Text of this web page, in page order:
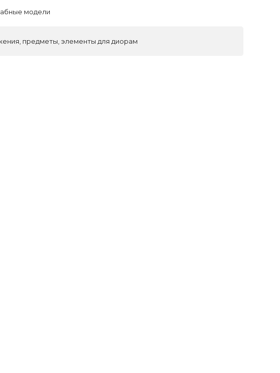
модели
предметы, элементы для диорам